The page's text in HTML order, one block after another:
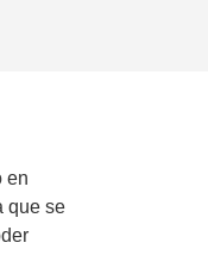
en
que se